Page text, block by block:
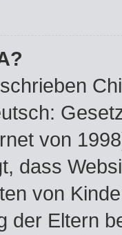
von
dass
von
der Eltern